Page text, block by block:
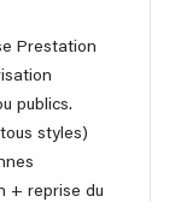
Prestation
publics.
styles)
+ reprise du